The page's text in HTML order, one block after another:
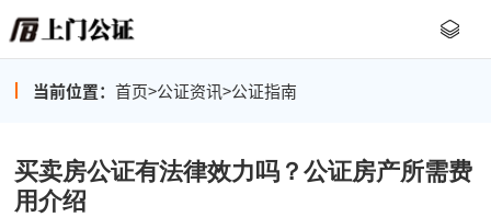
当前位置： 首页>公证资讯>公证指南
买卖房公证有法律效力吗？公证房产所需费
用介绍